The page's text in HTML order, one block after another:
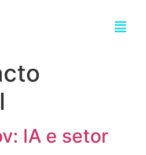
IA e setor